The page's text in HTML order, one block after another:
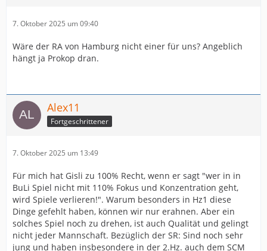
7. Oktober 2025 um 09:40
Wäre der RA von Hamburg nicht einer für uns? Angeblich
hängt ja Prokop dran.
Alex11
Fortgeschrittener
7. Oktober 2025 um 13:49
Für mich hat Gisli zu 100% Recht, wenn er sagt "wer in in
BuLi Spiel nicht mit 110% Fokus und Konzentration geht,
wird Spiele verlieren!". Warum besonders in Hz1 diese
Dinge gefehlt haben, können wir nur erahnen. Aber ein
solches Spiel noch zu drehen, ist auch Qualität und gelingt
nicht jeder Mannschaft. Bezüglich der SR: Sind noch sehr
jung und haben insbesondere in der 2.Hz. auch dem SCM